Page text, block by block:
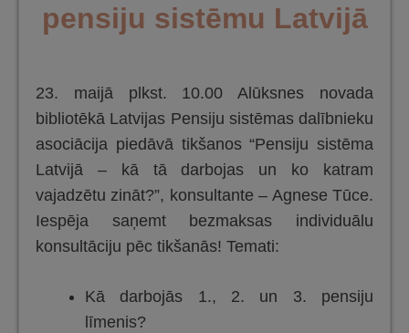
pensiju sistēmu Latvijā
23. maijā plkst. 10.00 Alūksnes novada
bibliotēkā Latvijas Pensiju sistēmas dalībnieku
asociācija piedāvā tikšanos “Pensiju sistēma
Latvijā – kā tā darbojas un ko katram
vajadzētu zināt?”, konsultante – Agnese Tūce.
Iespēja saņemt bezmaksas individuālu
konsultāciju pēc tikšanās! Temati:
Kā darbojās 1., 2. un 3. pensiju
līmenis?